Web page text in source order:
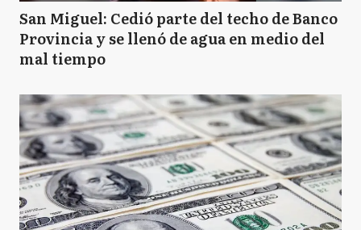
San Miguel: Cedió parte del techo de Banco
Provincia y se llenó de agua en medio del
mal tiempo